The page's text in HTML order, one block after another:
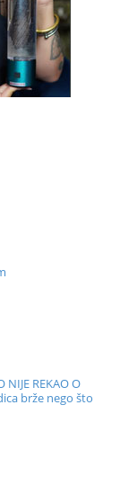
REKAO O
brže nego što